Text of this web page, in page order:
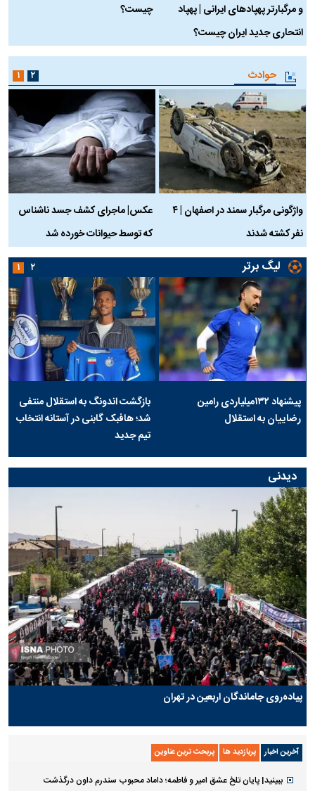
و مرگبارتر پهپادهای ایرانی | پهپاد
انتحاری جدید ایران چیست؟
چیست؟
حوادث
واژگونی مرگبار سمند در اصفهان | ۴
نفر کشته شدند
عکس| ماجرای کشف جسد ناشناس
که توسط حیوانات خورده شد
۱ ۲
لیگ برتر
پیشنهاد ۱۳۲میلیاردی رامین
رضاییان به استقلال
بازگشت اندونگ به استقلال منتفی
شد؛ هافبک گابنی در آستانه انتخاب
تیم جدید
۱ ۲
دیدنی
پیاده‌روی جاماندگان اربعین در تهران
آخرین اخبار پربازدید ها پربحث ترین عناوین
ببینید| پایان تلخ عشق امیر و فاطمه؛ داماد محبوب سندرم داون درگذشت